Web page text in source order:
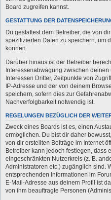
Board zugreifen kannst.
GESTATTUNG DER
Du gestattest dem Betreiber, die von
spezifizierten Daten zu speichern, um
können.
Darüber hinaus ist der Betreiber
Interessenabwägung zwischen
Interessen Dritter, Zeitpunkte von
IP-Adresse und der von deinem
speichern, sofern dies zur
Nachverfolgbarkeit notwendig ist.
REGELUNGEN BEZÜGLICH DER
Zweck eines Boards ist es, einen
ermöglichen. Du bist dir daher
von dir erstellten Beiträge im Internet
Betreiber kann jedoch festlegen, dass
eingeschränkten Nutzerkreis (z. B.
Administratoren etc.) zugänglich sind.
entsprechenden Informationen im
E-Mail-Adresse aus deinem Profil ist
von ihm beauftragte Personen